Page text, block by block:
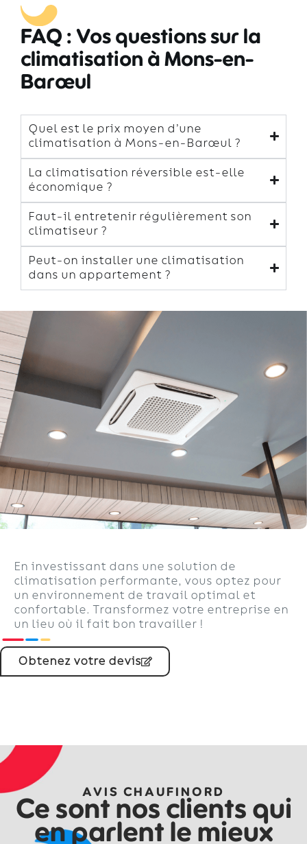
FAQ : Vos questions sur la
climatisation à Mons-en-
Barœul
Quel est le prix moyen d’une
climatisation à Mons-en-Barœul ?
La climatisation réversible est-elle
économique ?
Faut-il entretenir régulièrement son
climatiseur ?
Peut-on installer une climatisation
dans un appartement ?
En investissant dans une solution de
climatisation performante, vous optez pour
un environnement de travail optimal et
confortable. Transformez votre entreprise en
un lieu où il fait bon travailler !
Obtenez votre devis
AVIS CHAUFINORD
Ce sont nos clients qui
en parlent le mieux